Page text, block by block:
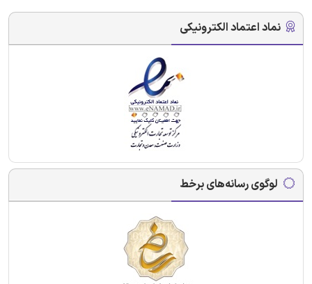
نماد اعتماد الکترونیکی
لوگوی رسانه‌های برخط